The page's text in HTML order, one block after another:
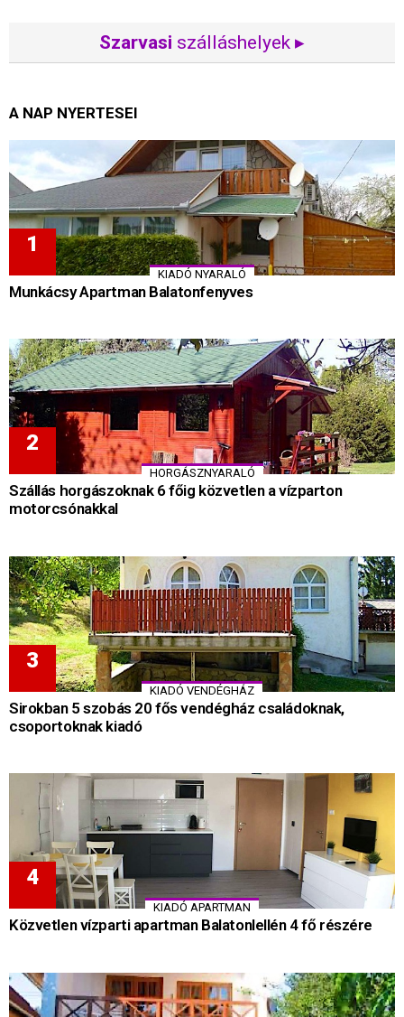
Szarvasi szálláshelyek ▸
A NAP NYERTESEI
KIADÓ NYARALÓ
Munkácsy Apartman Balatonfenyves
HORGÁSZNYARALÓ
Szállás horgászoknak 6 főig közvetlen a vízparton
motorcsónakkal
KIADÓ VENDÉGHÁZ
Sirokban 5 szobás 20 fős vendégház családoknak,
csoportoknak kiadó
KIADÓ APARTMAN
Közvetlen vízparti apartman Balatonlellén 4 fő részére